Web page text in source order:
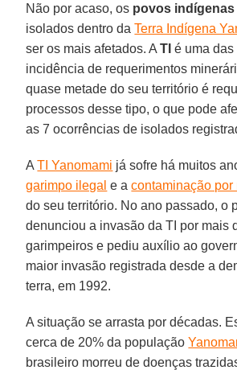
Não por acaso, os povos indígenas
isolados dentro daTerra Indígena
ser os mais afetados. ATI é uma
incidência de requerimentos
quase metade do seu território é
processos desse tipo, o que pode
as 7 ocorrências de isolados
ATI Yanomami já sofre há muitos
garimpo ilegal e acontaminação por
do seu território. No ano passado, o
denunciou a invasão da TI por mais
garimpeiros e pediu auxílio ao
maior invasão registrada desde a
terra, em 1992.
A situação se arrasta por décadas.
cerca de 20% da população
brasileiro morreu de doenças